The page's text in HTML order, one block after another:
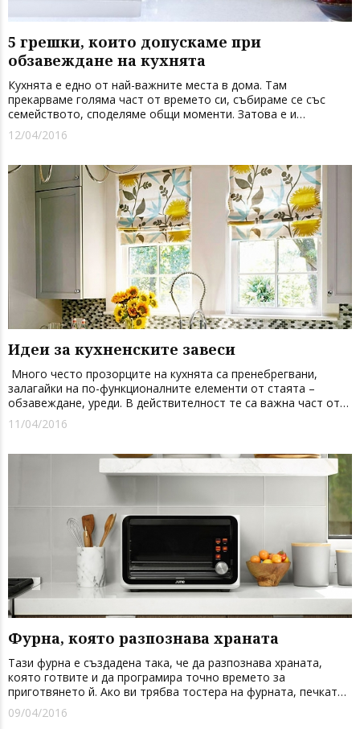
5 грешки, които допускаме при
обзавеждане на кухнята
Кухнята е едно от най-важните места в дома. Там
прекарваме голяма част от времето си, събираме се със
семейството, споделяме общи моменти. Затова е и
изключително важно да се чувстваме удобно и комфортно.
Планирайте правилно вашата кухня, изберете правилните
12/04/2016
Идеи за кухненските завеси
Много често прозорците на кухнята са пренебрегвани,
залагайки на по-функционалните елементи от стаята –
обзавеждане, уреди. В действителност те са важна част от
интериора на кухнята, дават завършеност на стаята и са
най-естественият източник на светлина. Изберете
11/04/2016
Фурна, която разпознава храната
Тази фурна е създадена така, че да разпознава храната,
която готвите и да програмира точно времето за
приготвянето й. Ако ви трябва тостера на фурната, печката
ще разпознае типа храна, която слагате, колко време и на
каква температура да я сготвите. В нея има вградена камера,
09/04/2016